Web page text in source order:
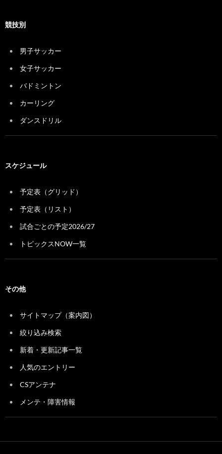
競技別
男子サッカー
女子サッカー
バドミントン
カーリング
ダンスドリル
スケジュール
予定表（グリッド）
予定表（リスト）
試合ごとの予定2026/27
トピックスNOW一覧
その他
サイトマップ（案内図）
絞り込み検索
新着・更新記事一覧
人気のエントリー
CSアンテナ
メンテ・障害情報